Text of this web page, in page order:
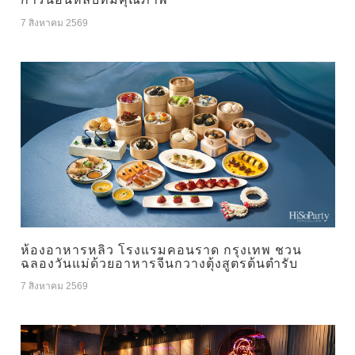
7 สิงหาคม 2569
ห้องอาหารหลิว โรงแรมคอนราด กรุงเทพ ชวน
ฉลองวันแม่ด้วยอาหารจีนกวางตุ้งสูตรต้นตำรับ
7 สิงหาคม 2569